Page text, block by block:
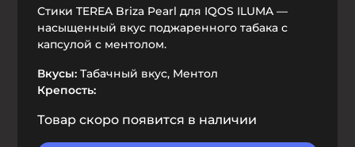
Стики TEREA Briza Pearl для IQOS ILUMA —
насыщенный вкус поджаренного табака с
капсулой с ментолом.
Вкусы:Табачный вкус, Ментол
Крепость:
Товар скоро появится в наличии